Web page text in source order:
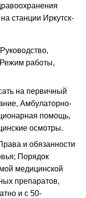
станции Иркутск-
работы,
на первичный
Амбулаторно-
помощь,
осмотры.
и обязанности
Порядок
медицинской
препаратов,
и с 50-